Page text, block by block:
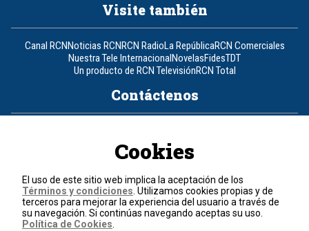
Visite también
Canal RCNNoticias RCNRCN RadioLa RepúblicaRCN Comerciales
Nuestra Tele InternacionalNovelasFidesTDT
Un producto de RCN TelevisiónRCN Total
Contáctenos
Política de cookies
Términos y condiciones
© 2026, RCN Medios.
Todos los derechos reservados.
Cookies
El uso de este sitio web implica la aceptación de los
Términos y condiciones . Utilizamos cookies propias y de
terceros para mejorar la experiencia del usuario a través de
su navegación. Si continúas navegando aceptas su uso.
Política de Cookies